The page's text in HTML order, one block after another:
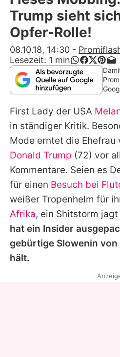
Alle Themen
App
Redaktionelle
Utiq
Trump sieht
Opfer-Rolle!
08.10.18, 14:30 -
Lesezeit: 1 min
First Lady der USA
in ständiger Kritik.
Mode erntet die Ehefrau
Donald Trump (72) vor
Kommentare. Seien es
für einen Besuch bei
weißer Tropenhelm für
Afrika, ein Shitstorm
hat ein Insider
gebürtige Slowenin
hält.